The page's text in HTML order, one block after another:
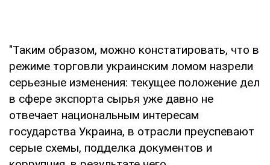
"Таким образом, можно констатировать, что в
режиме торговли украинским ломом назрели
серьезные изменения: текущее положение дел
в сфере экспорта сырья уже давно не
отвечает национальным интересам
государства Украина, в отрасли преуспевают
серые схемы, подделка документов и